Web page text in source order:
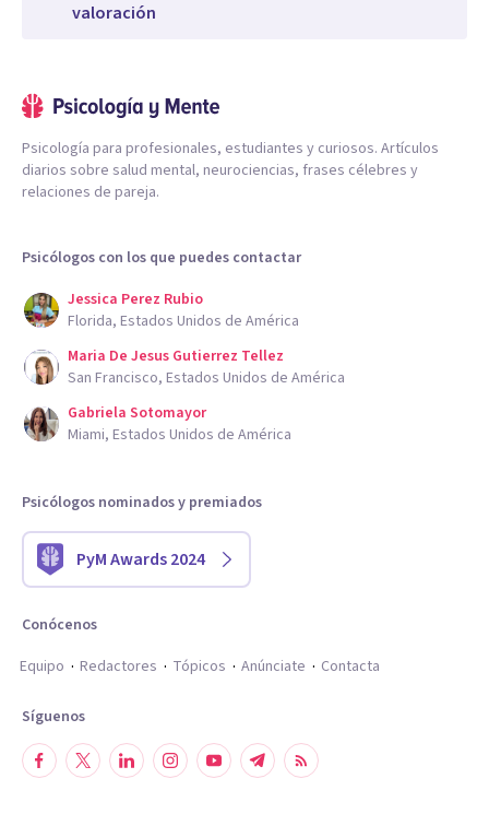
valoración
Psicología para profesionales, estudiantes y curiosos. Artículos
diarios sobre salud mental, neurociencias, frases célebres y
relaciones de pareja.
Psicólogos con los que puedes contactar
Jessica Perez Rubio
Florida, Estados Unidos de América
Maria De Jesus Gutierrez Tellez
San Francisco, Estados Unidos de América
Gabriela Sotomayor
Miami, Estados Unidos de América
Psicólogos nominados y premiados
PyM Awards 2024
Conócenos
Equipo
Redactores Tópicos Anúnciate Contacta
Síguenos